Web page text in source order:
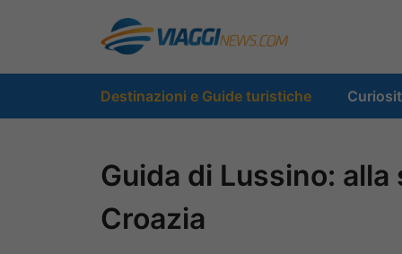
contenuto
Destinazioni e Guide turistiche
Guida di Lussino:
Croazia